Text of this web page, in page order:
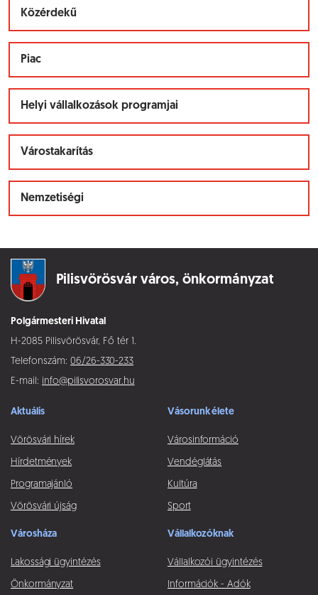
Közérdekű
Piac
Helyi vállalkozások programjai
Várostakarítás
Nemzetiségi
Pilisvörösvár város, önkormányzat
Polgármesteri Hivatal
H-2085 Pilisvörösvár, Fő tér 1.
Telefonszám: 06/26-330-233
E-mail: info@pilisvorosvar.hu
Aktuális
Vörösvári hírek
Hírdetmények
Programajánló
Vörösvári újság
Vásorunk élete
Városinformáció
Vendéglátás
Kultúra
Sport
Városháza
Lakossági ügyintézés
Önkormányzat
Vállalkozóknak
Vállalkozói ügyintézés
Információk - Adók